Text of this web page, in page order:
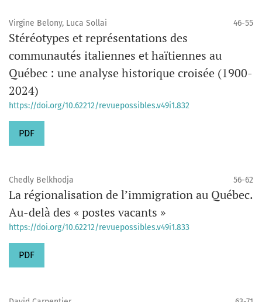
Virgine Belony, Luca Sollai 46-55
Stéréotypes et représentations des
communautés italiennes et haïtiennes au
Québec : une analyse historique croisée (1900-
2024)
https://doi.org/10.62212/revuepossibles.v49i1.832
PDF
Chedly Belkhodja 56-62
La régionalisation de l’immigration au Québec.
Au-delà des « postes vacants »
https://doi.org/10.62212/revuepossibles.v49i1.833
PDF